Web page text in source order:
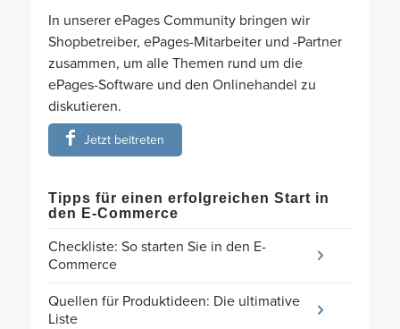
In unserer ePages Community bringen wir
Shopbetreiber, ePages-Mitarbeiter und -Partner
zusammen, um alle Themen rund um die
ePages-Software und den Onlinehandel zu
diskutieren.
Jetzt beitreten
Tipps für einen erfolgreichen Start in
den E-Commerce
Checkliste: So starten Sie in den E-
Commerce
Quellen für Produktideen: Die ultimative
Liste